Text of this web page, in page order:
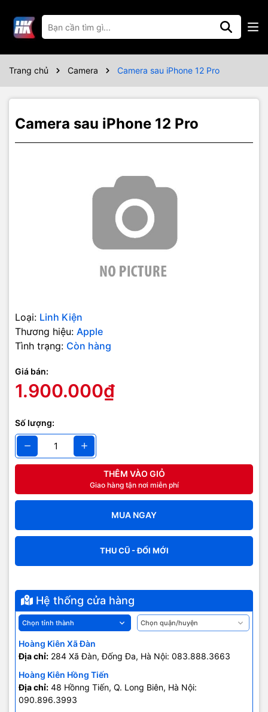
Trang chủ Camera Camera sau iPhone 12 Pro
Camera sau iPhone 12 Pro
Loại: Linh Kiện
Thương hiệu: Apple
Tình trạng: Còn hàng
Giá bán:
1.900.000₫
Số lượng:
THÊM VÀO GIỎ
Giao hàng tận nơi miễn phí
MUA NGAY
THU CŨ - ĐỔI MỚI
Hệ thống cửa hàng
Hoàng Kiên Xã Đàn
Địa chỉ: 284 Xã Đàn, Đống Đa, Hà Nội: 083.888.3663
Hoàng Kiên Hồng Tiến
Địa chỉ: 48 Hồnng Tiến, Q. Long Biên, Hà Nội:
090.896.3993
Thông số kỹ thuật